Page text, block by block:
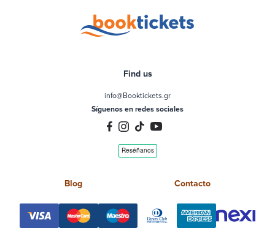
Find us
info@Booktickets.gr
Síguenos en redes sociales
Blog Contacto